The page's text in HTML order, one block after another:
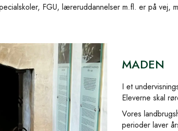
FGU, læreruddannelser m.fl. er på vej,
MADEN
I et
Eleverne skal
Vores
perioder laver